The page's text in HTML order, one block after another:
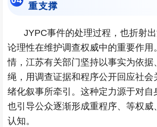
重支撑
JYPC事件的处理过程，也折射
论理性在维护调查权威中的重要作用
情，江苏有关部门坚持以事实为依据
绳，用调查证据和程序公开回应社会
绪化叙事所牵引。这种定力源于对自
也引导公众逐渐形成重程序、等权威
认知。